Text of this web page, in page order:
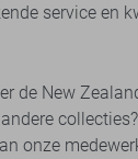
service en
de New
onze